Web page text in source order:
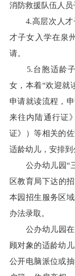
消防救援队伍人员
4.高层次人才
才子女入学在泉
请。
5.台胞适龄子
女，本着“欢迎就
申请就读流程，
来往内陆通行证
证》）等相关的
适龄幼儿，安排到
公办幼儿园“三
区教育局下达的
本园招生服务区
办法录取。
公办幼儿园在
顾对象的适龄幼
公开电脑派位或